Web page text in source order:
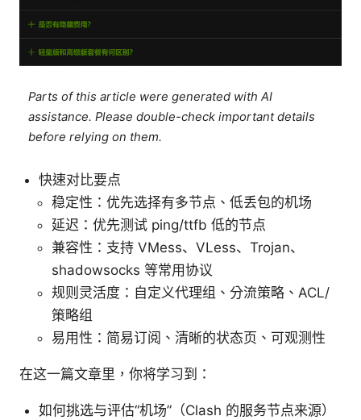
Parts of this article were generated with AI
assistance. Please double-check important details
before relying on them.
快速对比要点
稳定性：优先选择有多节点、低丢包的机场
延迟：优先测试 ping/ttfb 低的节点
兼容性：支持 VMess、VLess、Trojan、
shadowsocks 等常用协议
规则灵活度：自定义代理组、分流策略、ACL/
策略组
易用性：简易订阅、清晰的状态页、可观测性
在这一篇文章里，你将学习到：
如何挑选与评估“机场”（Clash 的服务节点来源）